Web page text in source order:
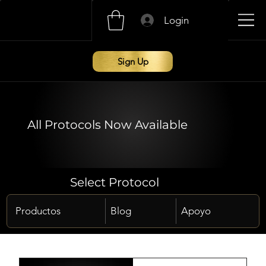
Login
Sign Up
All Protocols Now Available
Select Protocol
Productos Blog Apoyo